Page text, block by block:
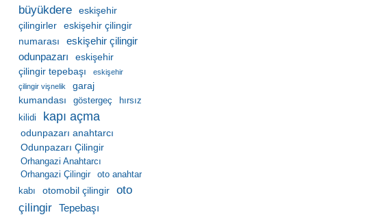
büyükdere
eskişehir
çilingirler
eskişehir çilingir
numarası
eskişehir çilingir
odunpazarı
eskişehir
çilingir tepebaşı
eskişehir
çilingir vişnelik
garaj
kumandası
göstergeç
hırsız
kilidi
kapı açma
odunpazarı anahtarcı
Odunpazarı Çilingir
Orhangazi Anahtarcı
Orhangazi Çilingir
oto anahtar
kabı
otomobil çilingir
oto
çilingir Tepebaşı